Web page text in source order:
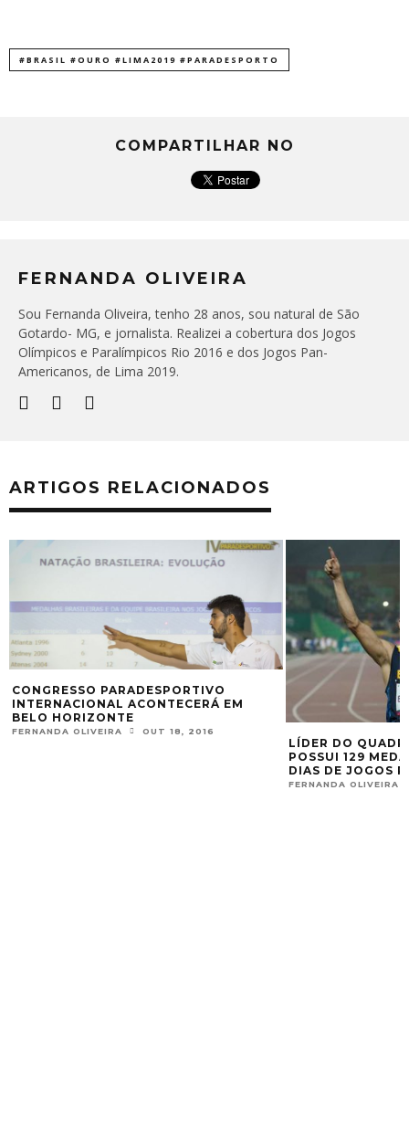
#BRASIL #OURO #LIMA2019 #PARADESPORTO
COMPARTILHAR NO
FERNANDA OLIVEIRA
Sou Fernanda Oliveira, tenho 28 anos, sou natural de São
Gotardo- MG, e jornalista. Realizei a cobertura dos Jogos
Olímpicos e Paralímpicos Rio 2016 e dos Jogos Pan-
Americanos, de Lima 2019.
ARTIGOS RELACIONADOS
CONGRESSO PARADESPORTIVO
INTERNACIONAL ACONTECERÁ EM
BELO HORIZONTE
FERNANDA OLIVEIRA OUT 18, 2016
LÍDER DO
POSSUI 129
DIAS DE JOGOS
FERNANDA OLIVEIRA